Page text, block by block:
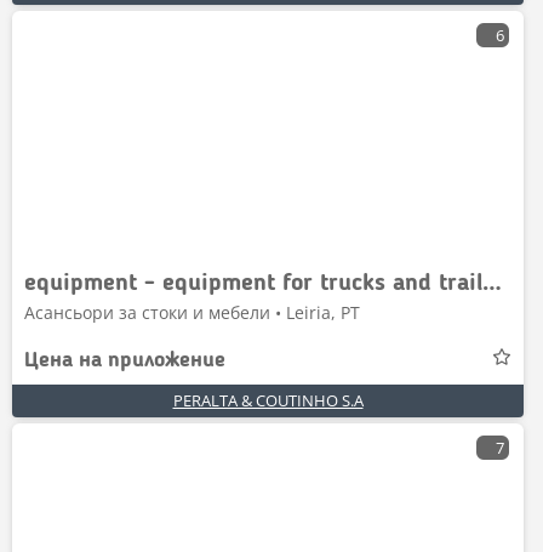
6
equipment - equipment for trucks and trailers - ta
Асансьори за стоки и мебели • Leiria, PT
Цена на приложение
PERALTA & COUTINHO S.A
7